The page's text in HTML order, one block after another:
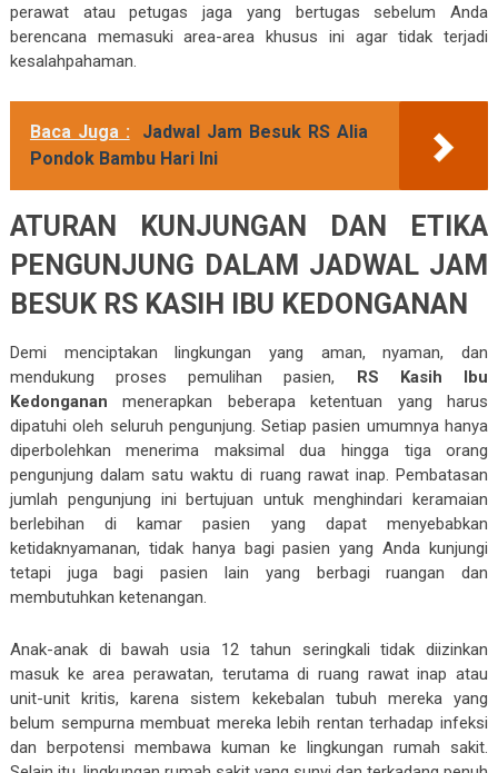
perawat atau petugas jaga yang bertugas sebelum Anda
berencana memasuki area-area khusus ini agar tidak terjadi
kesalahpahaman.
Baca Juga :
Jadwal Jam Besuk RS Alia
Pondok Bambu Hari Ini
ATURAN KUNJUNGAN DAN ETIKA
PENGUNJUNG DALAM JADWAL JAM
BESUK RS KASIH IBU KEDONGANAN
Demi menciptakan lingkungan yang aman, nyaman, dan
mendukung proses pemulihan pasien, RS Kasih Ibu
Kedonganan menerapkan beberapa ketentuan yang harus
dipatuhi oleh seluruh pengunjung. Setiap pasien umumnya hanya
diperbolehkan menerima maksimal dua hingga tiga orang
pengunjung dalam satu waktu di ruang rawat inap. Pembatasan
jumlah pengunjung ini bertujuan untuk menghindari keramaian
berlebihan di kamar pasien yang dapat menyebabkan
ketidaknyamanan, tidak hanya bagi pasien yang Anda kunjungi
tetapi juga bagi pasien lain yang berbagi ruangan dan
membutuhkan ketenangan.
Anak-anak di bawah usia 12 tahun seringkali tidak diizinkan
masuk ke area perawatan, terutama di ruang rawat inap atau
unit-unit kritis, karena sistem kekebalan tubuh mereka yang
belum sempurna membuat mereka lebih rentan terhadap infeksi
dan berpotensi membawa kuman ke lingkungan rumah sakit.